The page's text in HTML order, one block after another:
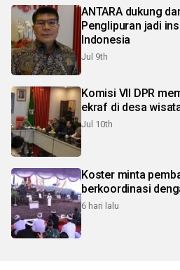
ANTARA dukung
Penglipuran jadi
Indonesia
Jul 9th
Komisi VII DPR
ekraf di desa
Jul 10th
Koster minta
berkoordinasi
6 hari lalu